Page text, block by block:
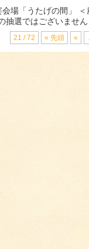
場「うたげの間」
抽選ではございませ
21 / 72 « 先頭 «